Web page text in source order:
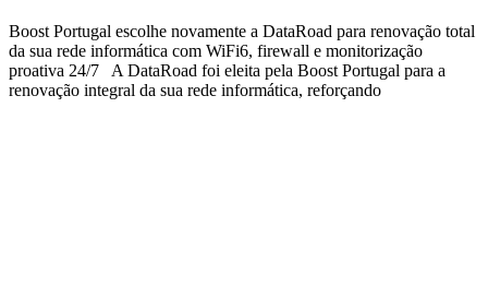
Boost Portugal escolhe novamente a DataRoad para renovação total
da sua rede informática com WiFi6, firewall e monitorização
proativa 24/7 A DataRoad foi eleita pela Boost Portugal para a
renovação integral da sua rede informática, reforçando